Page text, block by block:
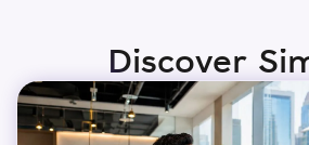
Discover